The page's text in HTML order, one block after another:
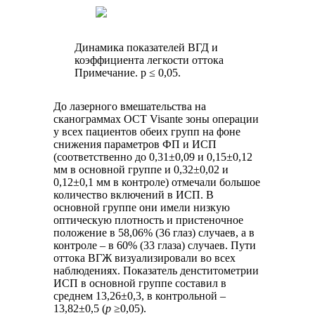
Динамика показателей ВГД и
коэффициента легкости оттока
Примечание. р ≤ 0,05.
До лазерного вмешательства на
сканограммах OCT Visante зоны операции
у всех пациентов обеих групп на фоне
снижения параметров ФП и ИСП
(соответственно до 0,31±0,09 и 0,15±0,12
мм в основной группе и 0,32±0,02 и
0,12±0,1 мм в контроле) отмечали большое
количество включений в ИСП. В
основной группе они имели низкую
оптическую плотность и пристеночное
положение в 58,06% (36 глаз) случаев, а в
контроле – в 60% (33 глаза) случаев. Пути
оттока ВГЖ визуализировали во всех
наблюдениях. Показатель денститометрии
ИСП в основной группе составил в
среднем 13,26±0,3, в контрольной –
13,82±0,5 (р ≥0,05).